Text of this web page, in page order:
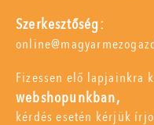
Szerkesztőség:
Fizessen elő lapjainkra
webshopunkban,
kérdés esetén kérjük